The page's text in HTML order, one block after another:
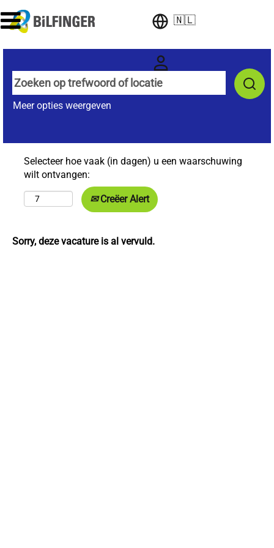
🇳🇱
Meer opties weergeven
Selecteer hoe vaak (in dagen) u een waarschuwing
wilt ontvangen:
Creëer Alert
Sorry, deze vacature is al vervuld.